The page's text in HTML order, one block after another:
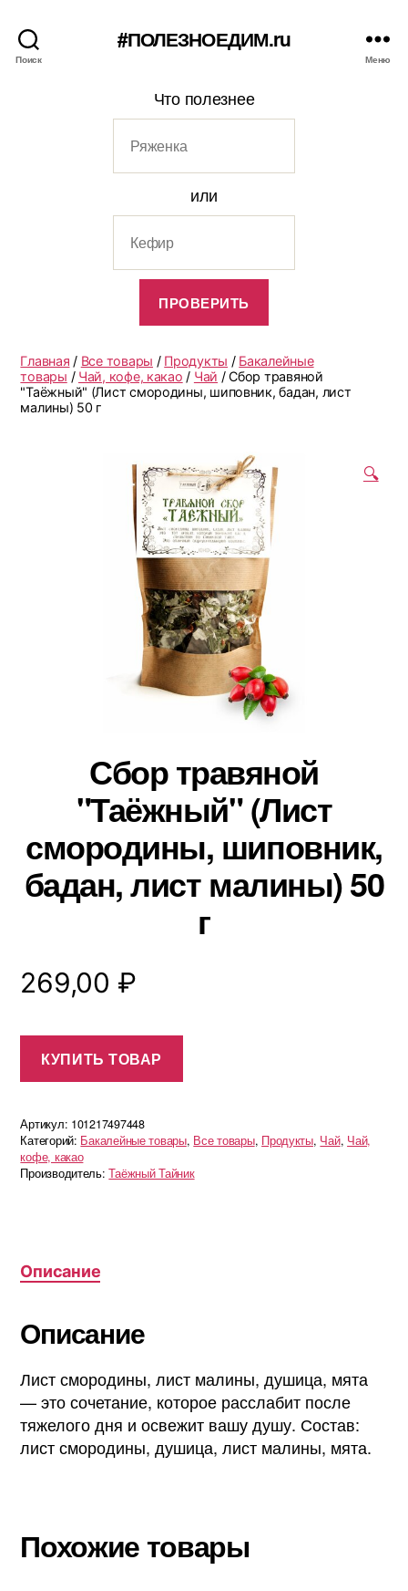
Поиск
#ПОЛЕЗНОЕДИМ.ru
Меню
Что полезнее
или
Главная / Все товары / Продукты / Бакалейные
товары / Чай, кофе, какао / Чай / Сбор травяной
"Таёжный" (Лист смородины, шиповник, бадан, лист
малины) 50 г
🔍
Сбор травяной
"Таёжный" (Лист
смородины, шиповник,
бадан, лист малины) 50
г
269,00 ₽
КУПИТЬ ТОВАР
Артикул: 101217497448
Категорий: Бакалейные товары, Все товары, Продукты, Чай, Чай,
кофе, какао
Производитель:Таёжный Тайник
Описание
Описание
Лист смородины, лист малины, душица, мята
— это сочетание, которое расслабит после
тяжелого дня и освежит вашу душу. Состав:
лист смородины, душица, лист малины, мята.
Похожие товары